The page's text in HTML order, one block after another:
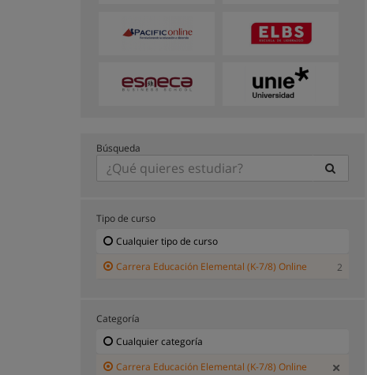
Búsqueda
Tipo de curso
Cualquier tipo de curso
Carrera Educación Elemental (K-7/8) Online
2
Categoría
Cualquier categoría
Carrera Educación Elemental (K-7/8) Online